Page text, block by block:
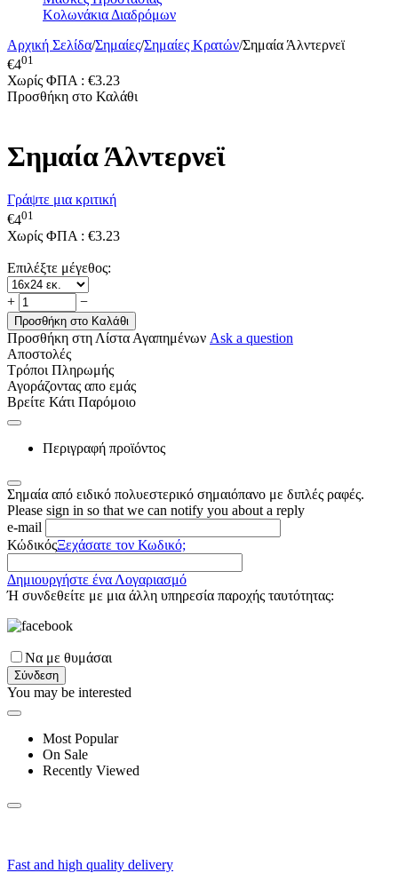
Κολωνάκια Διαδρόμων
Αρχική Σελίδα/Σημαίες/Σημαίες Κρατών/Σημαία Άλντερνεϊ
€401
Χωρίς ΦΠΑ : €3.23
Προσθήκη στο Καλάθι
Σημαία Άλντερνεϊ
Γράψτε μια κριτική
€401
Χωρίς ΦΠΑ : €3.23
Επιλέξτε μέγεθος:
+ −
Προσθήκη στο Καλάθι
Προσθήκη στη Λίστα Αγαπημένων Ask a question
Αποστολές
Τρόποι Πληρωμής
Αγοράζοντας απο εμάς
Βρείτε Κάτι Παρόμοιο
Περιγραφή προϊόντος
Σημαία από ειδικό πολυεστερικό σημαιόπανο με διπλές ραφές.
Please sign in so that we can notify you about a reply
e-mail
ΚώδικόςΞεχάσατε τον Κωδικό;
Δημιουργήστε ένα Λογαριασμό
Ή συνδεθείτε με μια άλλη υπηρεσία παροχής ταυτότητας:
Να με θυμάσαι
Σύνδεση
You may be interested
Most Popular
On Sale
Recently Viewed
Fast and high quality delivery